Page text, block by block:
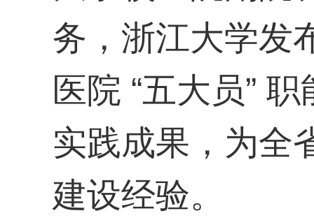
务，浙江大学发
医院 “五大员”
实践成果，为全
建设经验。